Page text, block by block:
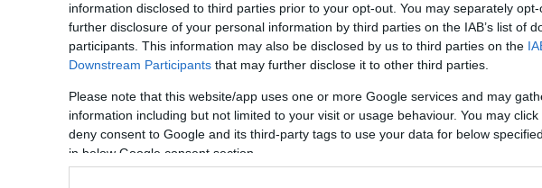
information disclosed to third parties prior to your opt-out. You may separately
further disclosure of your personal information by third parties on the IAB’s list of
participants. This information may also be disclosed by us to third parties on the
Downstream Participants that may further disclose it to other third parties.
Please note that this website/app uses one or more Google services and may
information including but not limited to your visit or usage behaviour. You may
deny consent to Google and its third-party tags to use your data for below
in below Google consent section.
presente cuando Leica celebró su centenario y, entre otras cosas,
of Leica que resume la producción de cámaras de la empresa
de 1925, que fue la primera cámara de producción en serie de la